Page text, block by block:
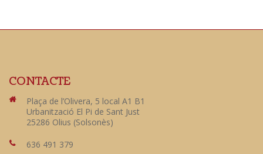
CONTACTE
Plaça de l’Olivera, 5 local A1 B1
Urbanització El Pi de Sant Just
25286 Olius (Solsonès)
636 491 379